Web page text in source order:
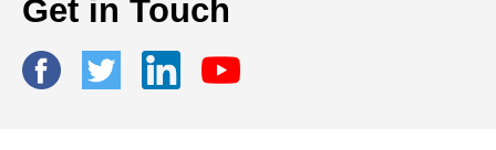
Get in Touch